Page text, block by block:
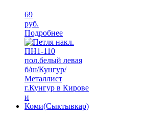
69
руб.
Подробнее